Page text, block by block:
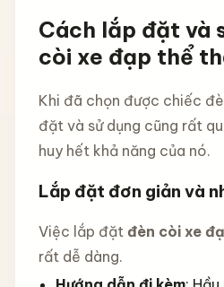
Cách lắp đặt và
còi xe đạp thể
Khi đã chọn được chiếc
đặt và sử dụng cũng rất
huy hết khả năng của nó.
Lắp đặt đơn giản và
Việc lắp đặt đèn còi xe
rất dễ dàng.